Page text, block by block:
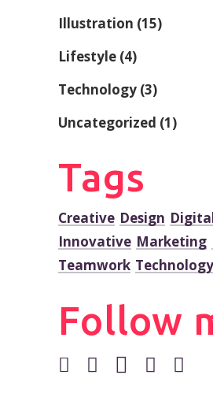
Illustration (15)
Lifestyle (4)
Technology (3)
Uncategorized (1)
Tags
Creative Design
Innovative Marketing
Teamwork Technology
Follow